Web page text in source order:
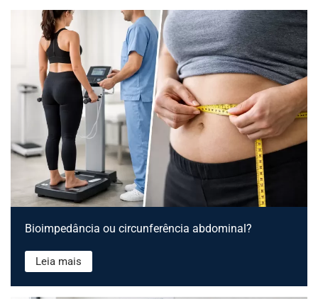
Bioimpedância ou circunferência abdominal?
Leia mais